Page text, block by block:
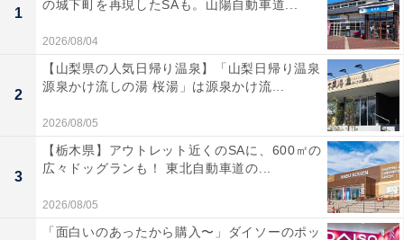
1
の城下町を再現したSAも。山陽自動車道...
2026/08/04
2
【山梨県の人気日帰り温泉】「山梨日帰り温泉
源泉かけ流しの湯 桜湯」は源泉かけ流...
2026/08/05
3
【栃木県】アウトレット近くのSAに、600㎡の
広々ドッグランも！ 東北自動車道の...
2026/08/05
「面白いのあったから購入〜」ダイソーのポッ